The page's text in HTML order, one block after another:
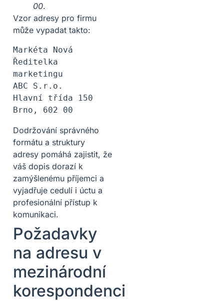
00.
Vzor adresy pro firmu
může vypadat takto:
Markéta Nová
Ředitelka
marketingu
ABC S.r.o.
Hlavní třída 150
Dodržování správného
formátu a struktury
adresy pomáhá zajistit, že
váš dopis dorazí k
zamýšlenému příjemci a
vyjadřuje cedulí i úctu a
profesionální přístup k
komunikaci.
Požadavky
na adresu v
mezinárodní
korespondenci